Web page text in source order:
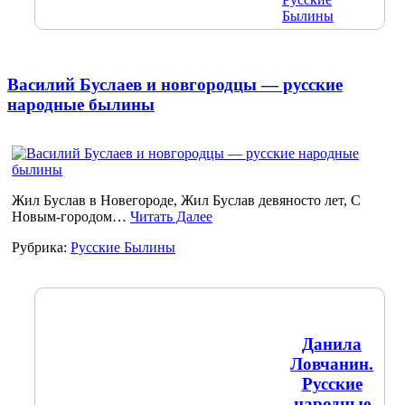
Былины
Василий Буслаев и новгородцы — русские
народные былины
Жил Буслав в Новегороде, Жил Буслав девяносто лет, С
Новым-городом… Читать Далее
Рубрика: Русские Былины
Данила
Ловчанин.
Русские